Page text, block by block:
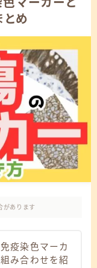
め
があります
疫染色マーカ
み合わせを紹